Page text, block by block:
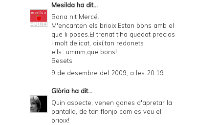
Mesilda ha dit...
Bona nit Mercé.
M'encanten els brioix.Estan bons amb el
que li poses.El trenat t'ha quedat precios
i molt delicat, així,tan redonets
ells...ummm,que bons!
Besets.
9 de desembre del 2009, a les 20:19
Glòria ha dit...
Quin aspecte, venen ganes d'apretar la
pantalla, de tan flonjo com es veu el
brioix!